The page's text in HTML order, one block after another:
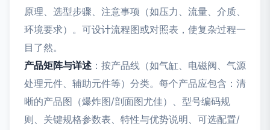
原理、选型步骤、注意事项（如压力、流量、介质、
环境要求）。可设计流程图或对照表，使复杂过程一
目了然。
产品矩阵与详述 ：按产品线（如气缸、电磁阀、气源
处理元件、辅助元件等）分类。每个产品应包含：清
晰的产品图（爆炸图/剖面图尤佳）、型号编码规
则、关键规格参数表、特性与优势说明、可选配置/